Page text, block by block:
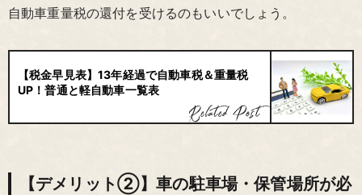
自動車重量税の還付を受けるのもいいでしょう。
【税金早見表】13年経過で自動車税＆重量税
UP！普通と軽自動車一覧表
【デメリット②】車の駐車場・保管場所が必